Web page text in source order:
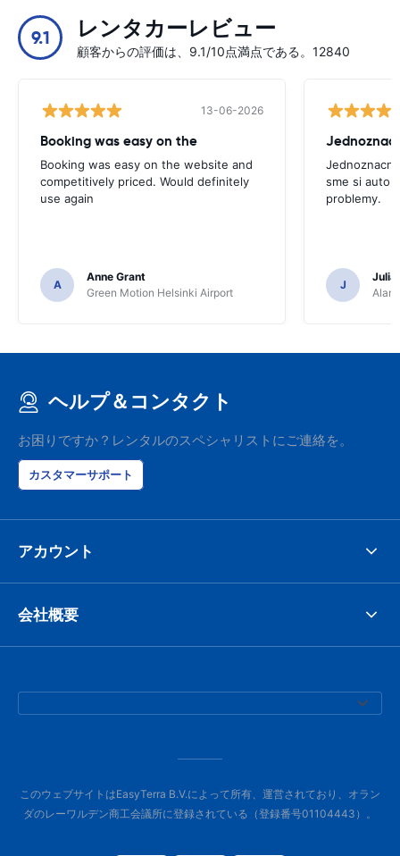
9.1 レンタカーレビュー
顧客からの評価は、9.1/10点満点である。12840
13-06-2026
Booking was easy on the
Booking was easy on the website and
competitively priced. Would definitely
use again
A
Anne Grant
Green Motion Helsinki Airport
sme si auto
problemy.
J
Julia
ヘルプ＆コンタクト
お困りですか？レンタルのスペシャリストにご連絡を。
カスタマーサポート
アカウント
会社概要
このウェブサイトはEasyTerra B.V.によって所有、運営されており、オラン
ダのレーワルデン商工会議所に登録されている（登録番号01104443）。